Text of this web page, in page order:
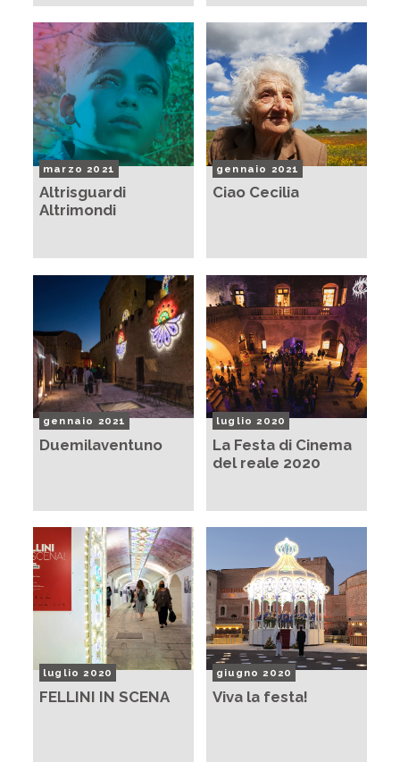
marzo 2021
Altrisguardi
Altrimondi
gennaio 2021
Ciao Cecilia
gennaio 2021
Duemilaventuno
luglio 2020
La Festa di Cinema
del reale 2020
luglio 2020
FELLINI IN SCENA
giugno 2020
Viva la festa!